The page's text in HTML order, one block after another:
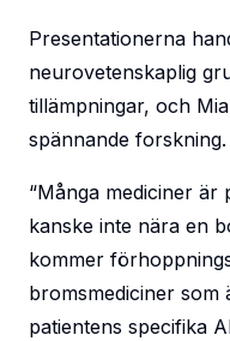
Presentationerna
neurovetenskaplig
tillämpningar, och
spännande forskning.
“Många mediciner är
kanske inte nära en
kommer
bromsmediciner som
patientens specifika